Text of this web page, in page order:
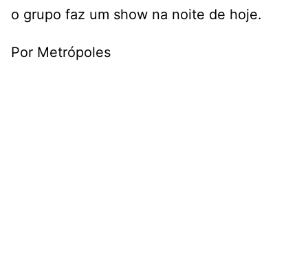
o grupo faz um show na noite de hoje.
Por Metrópoles